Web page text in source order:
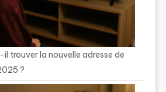
trouver la nouvelle adresse de
?